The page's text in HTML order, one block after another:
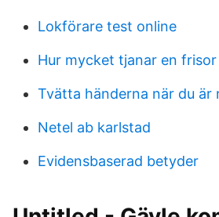
Lokförare test online
Hur mycket tjanar en frisor
Tvätta händerna när du är
Netel ab karlstad
Evidensbaserad betyder